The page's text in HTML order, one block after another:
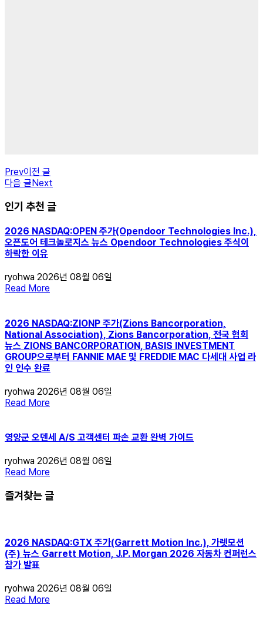
Prev이전 글
다음 글Next
인기 추천 글
2026 NASDAQ:OPEN 주가(Opendoor Technologies Inc.),
오픈도어 테크놀로지스 뉴스 Opendoor Technologies 주식이
하락한 이유
ryohwa 2026년 08월 06일
Read More
2026 NASDAQ:ZIONP 주가(Zions Bancorporation,
National Association), Zions Bancorporation, 전국 협회
뉴스 ZIONS BANCORPORATION, BASIS INVESTMENT
GROUP으로부터 FANNIE MAE 및 FREDDIE MAC 다세대 사업 라
인 인수 완료
ryohwa 2026년 08월 06일
Read More
영양군 오덴세 A/S 고객센터 파손 교환 완벽 가이드
ryohwa 2026년 08월 06일
Read More
즐겨찾는 글
2026 NASDAQ:GTX 주가(Garrett Motion Inc.), 가렛모션
(주) 뉴스 Garrett Motion, J.P. Morgan 2026 자동차 컨퍼런스
참가 발표
ryohwa 2026년 08월 06일
Read More